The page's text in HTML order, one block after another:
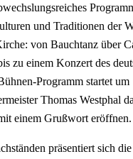
und Traditionen der
von Bauchtanz über
zu einem Konzert des
Programm startet
Thomas Westphal
einem Grußwort eröffnen.
präsentiert sich